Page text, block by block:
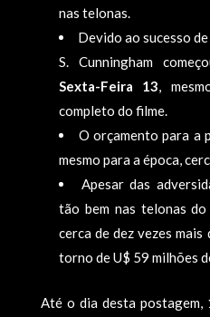
nas telonas.
Devido ao sucesso
S. Cunningham
Sexta-Feira 13,
completo do filme.
O orçamento para a
mesmo para a época,
Apesar das
tão bem nas telonas
cerca de dez vezes
torno de U$ 59 milhões
Até o dia desta